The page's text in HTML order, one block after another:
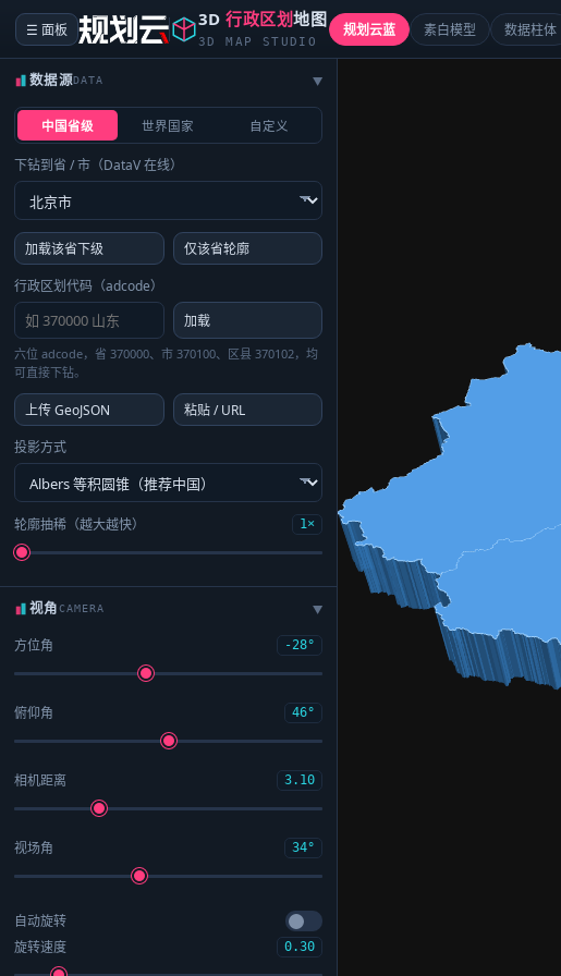
☰ 面板 3D行政区划地图
3D MAP STUDIO
规划云蓝 素白模型 数据柱体
数据源DATA ▶
中国省级 世界国家 自定义
下钻到省 / 市（DataV 在线）
加载该省下级
仅该省轮廓
行政区划代码（adcode）
加载
六位 adcode，省 370000、市 370100、区县 370102，均
可直接下钻。
上传 GeoJSON
粘贴 / URL
投影方式
轮廓抽稀（越大越快） 1×
视角CAMERA ▶
方位角 -28°
俯仰角 46°
相机距离 3.10
视场角 34°
自动旋转
旋转速度
0.30